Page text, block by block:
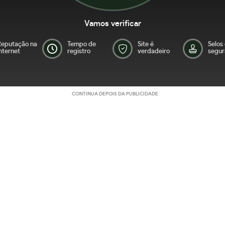
Vamos verificar
na
Tempo de
registro
Site é
verdadeiro
Selos
CONTINUA DEPOIS DA PUBLICIDADE